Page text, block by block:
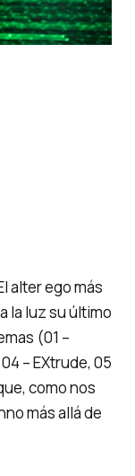
alter ego más
la luz su último
(01 –
– EXtrude, 05
como nos
más allá de